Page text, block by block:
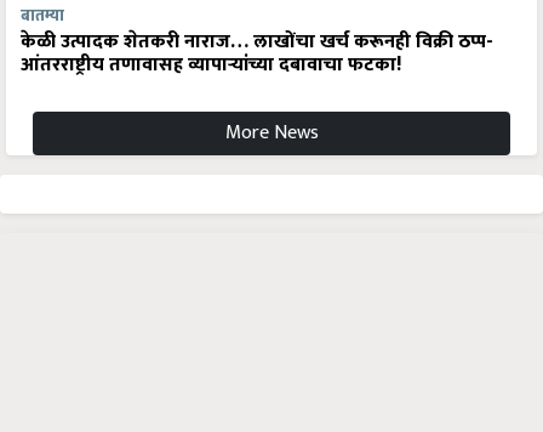
बातम्या
केळी उत्पादक शेतकरी नाराज… लाखोंचा खर्च करूनही विक्री ठप्प-
आंतरराष्ट्रीय तणावासह व्यापाऱ्यांच्या दबावाचा फटका!
More News